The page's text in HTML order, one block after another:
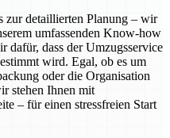
zur detaillierten Planung – wir
umfassenden Know-how
dafür, dass der Umzugsservice
wird. Egal, ob es um
oder die Organisation
stehen Ihnen mit
– für einen stressfreien Start